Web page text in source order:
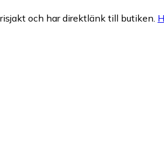
och har direktlänk till butiken.